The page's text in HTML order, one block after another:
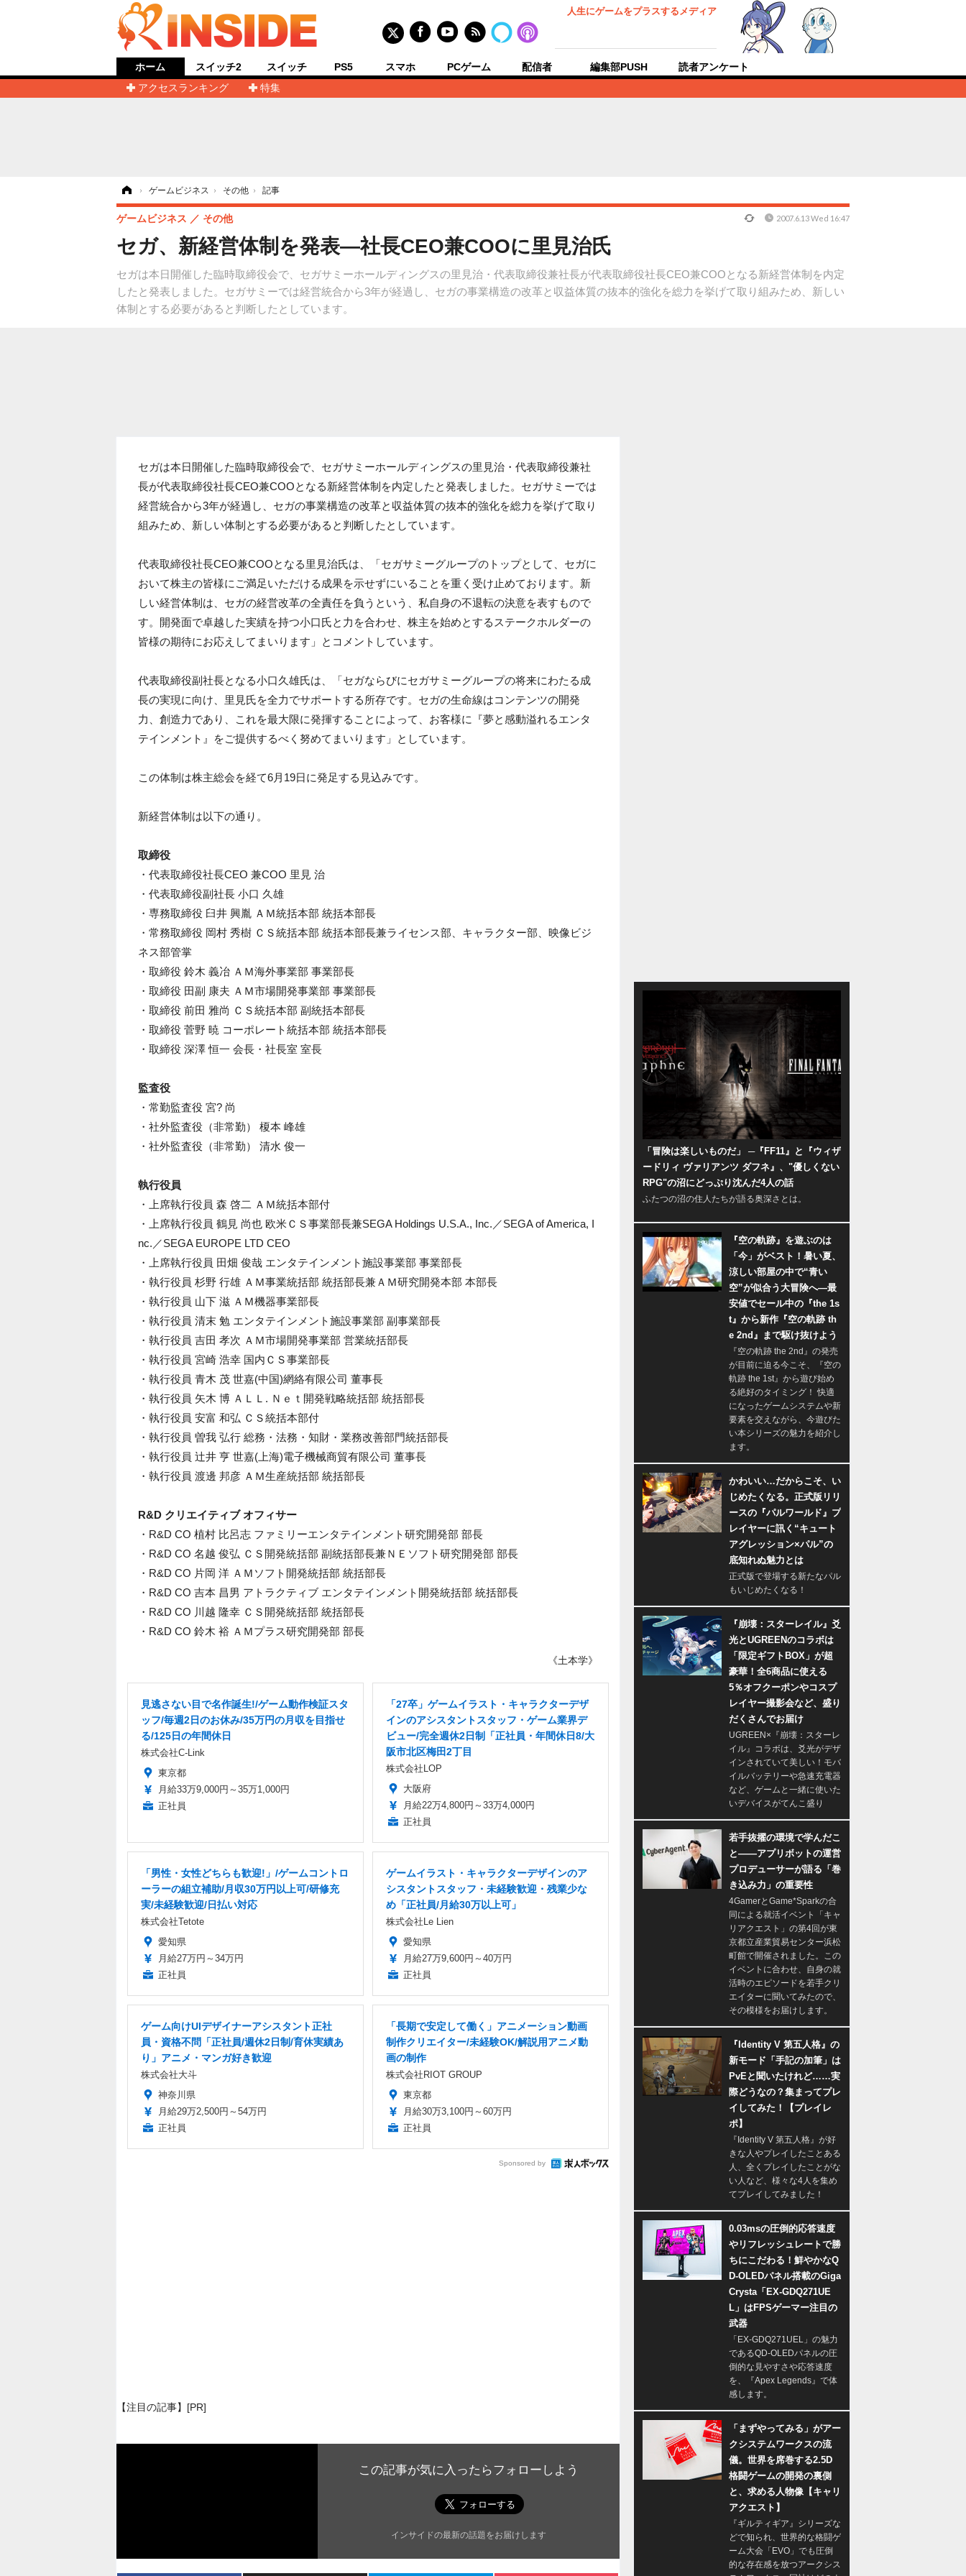
人生にゲームをプラスするメディア
ホーム
アクセスランキング
特集
スイッチ2 スイッチ PS5 スマホ PCゲーム 配信者 編集部PUSH 読者アンケート
› ゲームビジネス › その他 › 記事
セガ、新経営体制を発表―社長CEO兼COOに里見治氏
セガは本日開催した臨時取締役会で、セガサミーホールディングスの里見治・代表取締役兼社長が代表取締役社長CEO兼COOとなる新経営体制を内定
したと発表しました。セガサミーでは経営統合から3年が経過し、セガの事業構造の改革と収益体質の抜本的強化を総力を挙げて取り組みため、新しい
体制とする必要があると判断したとしています。
ゲームビジネス その他 2007.6.13 Wed 16:47
セガは本日開催した臨時取締役会で、セガサミーホールディングスの里見治・代表取締役兼社
長が代表取締役社長CEO兼COOとなる新経営体制を内定したと発表しました。セガサミーでは
経営統合から3年が経過し、セガの事業構造の改革と収益体質の抜本的強化を総力を挙げて取り
組みため、新しい体制とする必要があると判断したとしています。
代表取締役社長CEO兼COOとなる里見治氏は、「セガサミーグループのトップとして、セガに
おいて株主の皆様にご満足いただける成果を示せずにいることを重く受け止めております。新
しい経営体制は、セガの経営改革の全責任を負うという、私自身の不退転の決意を表すもので
す。開発面で卓越した実績を持つ小口氏と力を合わせ、株主を始めとするステークホルダーの
皆様の期待にお応えしてまいります」とコメントしています。
代表取締役副社長となる小口久雄氏は、「セガならびにセガサミーグループの将来にわたる成
長の実現に向け、里見氏を全力でサポートする所存です。セガの生命線はコンテンツの開発
力、創造力であり、これを最大限に発揮することによって、お客様に『夢と感動溢れるエンタ
テインメント』をご提供するべく努めてまいります」としています。
この体制は株主総会を経て6月19日に発足する見込みです。
新経営体制は以下の通り。
取締役
・代表取締役社長CEO 兼COO 里見 治
・代表取締役副社長 小口 久雄
・専務取締役 臼井 興胤 ＡＭ統括本部 統括本部長
・常務取締役 岡村 秀樹 ＣＳ統括本部 統括本部長兼ライセンス部、キャラクター部、映像ビジ
ネス部管掌
・取締役 鈴木 義冶 ＡＭ海外事業部 事業部長
・取締役 田副 康夫 ＡＭ市場開発事業部 事業部長
・取締役 前田 雅尚 ＣＳ統括本部 副統括本部長
・取締役 菅野 暁 コーポレート統括本部 統括本部長
・取締役 深澤 恒一 会長・社長室 室長
監査役
・常勤監査役 宮? 尚
・社外監査役（非常勤） 榎本 峰雄
・社外監査役（非常勤） 清水 俊一
執行役員
・上席執行役員 森 啓二 ＡＭ統括本部付
・上席執行役員 鶴見 尚也 欧米ＣＳ事業部長兼SEGA Holdings U.S.A., Inc.／SEGA of America, I
nc.／SEGA EUROPE LTD CEO
・上席執行役員 田畑 俊哉 エンタテインメント施設事業部 事業部長
・執行役員 杉野 行雄 ＡＭ事業統括部 統括部長兼ＡＭ研究開発本部 本部長
・執行役員 山下 滋 ＡＭ機器事業部長
・執行役員 清末 勉 エンタテインメント施設事業部 副事業部長
・執行役員 吉田 孝次 ＡＭ市場開発事業部 営業統括部長
・執行役員 宮崎 浩幸 国内ＣＳ事業部長
・執行役員 青木 茂 世嘉(中国)網絡有限公司 董事長
・執行役員 矢木 博 ＡＬＬ. Ｎｅｔ開発戦略統括部 統括部長
・執行役員 安富 和弘 ＣＳ統括本部付
・執行役員 曽我 弘行 総務・法務・知財・業務改善部門統括部長
・執行役員 辻井 亨 世嘉(上海)電子機械商貿有限公司 董事長
・執行役員 渡邊 邦彦 ＡＭ生産統括部 統括部長
R&D クリエイティブ オフィサー
・R&D CO 植村 比呂志 ファミリーエンタテインメント研究開発部 部長
・R&D CO 名越 俊弘 ＣＳ開発統括部 副統括部長兼ＮＥソフト研究開発部 部長
・R&D CO 片岡 洋 ＡＭソフト開発統括部 統括部長
・R&D CO 吉本 昌男 アトラクティブ エンタテインメント開発統括部 統括部長
・R&D CO 川越 隆幸 ＣＳ開発統括部 統括部長
・R&D CO 鈴木 裕 ＡＭプラス研究開発部 部長
《土本学》
見逃さない目で名作誕生!/ゲーム動作検証スタ
ッフ/毎週2日のお休み/35万円の月収を目指せ
る/125日の年間休日
株式会社C-Link
東京都
月給33万9,000円～35万1,000円
正社員
「27卒」ゲームイラスト・キャラクターデザ
インのアシスタントスタッフ・ゲーム業界デ
ビュー/完全週休2日制「正社員・年間休日8/大
阪市北区梅田2丁目
株式会社LOP
大阪府
月給22万4,800円～33万4,000円
正社員
「男性・女性どちらも歓迎!」/ゲームコントロ
ーラーの組立補助/月収30万円以上可/研修充
実/未経験歓迎/日払い対応
株式会社Tetote
愛知県
月給27万円～34万円
正社員
ゲームイラスト・キャラクターデザインのア
シスタントスタッフ・未経験歓迎・残業少な
め「正社員/月給30万以上可」
株式会社Le Lien
愛知県
月給27万9,600円～40万円
正社員
ゲーム向けUIデザイナーアシスタント正社
員・資格不問「正社員/週休2日制/育休実績あ
り」アニメ・マンガ好き歓迎
株式会社大斗
神奈川県
月給29万2,500円～54万円
正社員
「長期で安定して働く」アニメーション動画
制作クリエイター/未経験OK/解説用アニメ動
画の制作
株式会社RIOT GROUP
東京都
月給30万3,100円～60万円
正社員
Sponsored by
【注目の記事】[PR]
この記事が気に入ったらフォローしよう
インサイドの最新の話題をお届けします
「冒険は楽しいものだ」 ─『FF11』と『ウィザ
ードリィ ヴァリアンツ ダフネ』、"優しくない
RPG"の沼にどっぷり沈んだ4人の話
ふたつの沼の住人たちが語る奥深さとは。
『空の軌跡』を遊ぶのは
「今」がベスト！暑い夏、
涼しい部屋の中で“青い
空”が似合う大冒険へ―最
安値でセール中の『the 1s
t』から新作『空の軌跡 th
e 2nd』まで駆け抜けよう
『空の軌跡 the 2nd』の発売
が目前に迫る今こそ、『空の
軌跡 the 1st』から遊び始め
る絶好のタイミング！ 快適
になったゲームシステムや新
要素を交えながら、今遊びた
い本シリーズの魅力を紹介し
ます。
かわいい…だからこそ、い
じめたくなる。正式版リリ
ースの『パルワールド』プ
レイヤーに訊く“キュート
アグレッション×パル”の
底知れぬ魅力とは
正式版で登場する新たなパル
もいじめたくなる！
『崩壊：スターレイル』爻
光とUGREENのコラボは
「限定ギフトBOX」が超
豪華！全6商品に使える
5％オフクーポンやコスプ
レイヤー撮影会など、盛り
だくさんでお届け
UGREEN×『崩壊：スターレ
イル』コラボは、爻光がデザ
インされていて美しい！モバ
イルバッテリーや急速充電器
など、ゲームと一緒に使いた
いデバイスがてんこ盛り
若手抜擢の環境で学んだこ
と――アプリボットの運営
プロデューサーが語る「巻
き込み力」の重要性
4GamerとGame*Sparkの合
同による就活イベント「キャ
リアクエスト」の第4回が東
京都立産業貿易センター浜松
町館で開催されました。この
イベントに合わせ、自身の就
活時のエピソードを若手クリ
エイターに聞いてみたので、
その模様をお届けします。
『Identity V 第五人格』の
新モード「手記の加筆」は
PvEと聞いたけれど……実
際どうなの？集まってプレ
イしてみた！【プレイレ
ポ】
『Identity V 第五人格』が好
きな人やプレイしたことある
人、全くプレイしたことがな
い人など、様々な4人を集め
てプレイしてみました！
0.03msの圧倒的応答速度
やリフレッシュレートで勝
ちにこだわる！鮮やかなQ
D-OLEDパネル搭載のGiga
Crysta「EX-GDQ271UE
L」はFPSゲーマー注目の
武器
「EX-GDQ271UEL」の魅力
であるQD-OLEDパネルの圧
倒的な見やすさや応答速度
を、『Apex Legends』で体
感します。
「まずやってみる」がアー
クシステムワークスの流
儀。世界を席巻する2.5D
格闘ゲームの開発の裏側
と、求める人物像【キャリ
アクエスト】
『ギルティギア』シリーズな
どで知られ、世界的な格闘ゲ
ーム大会「EVO」でも圧倒
的な存在感を放つアークシス